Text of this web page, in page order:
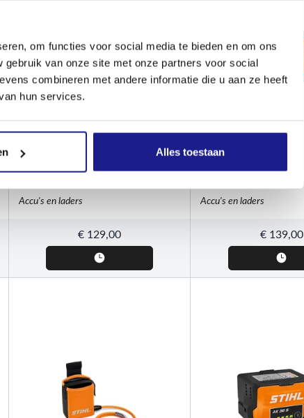
om functies voor social media te bieden en om ons
van onze site met onze partners voor social
combineren met andere informatie die u aan ze heeft
hun services.
Alles toestaan
STIHL
Accu's en laders
€129,00
STIHL
Accu's en laders
€139,00